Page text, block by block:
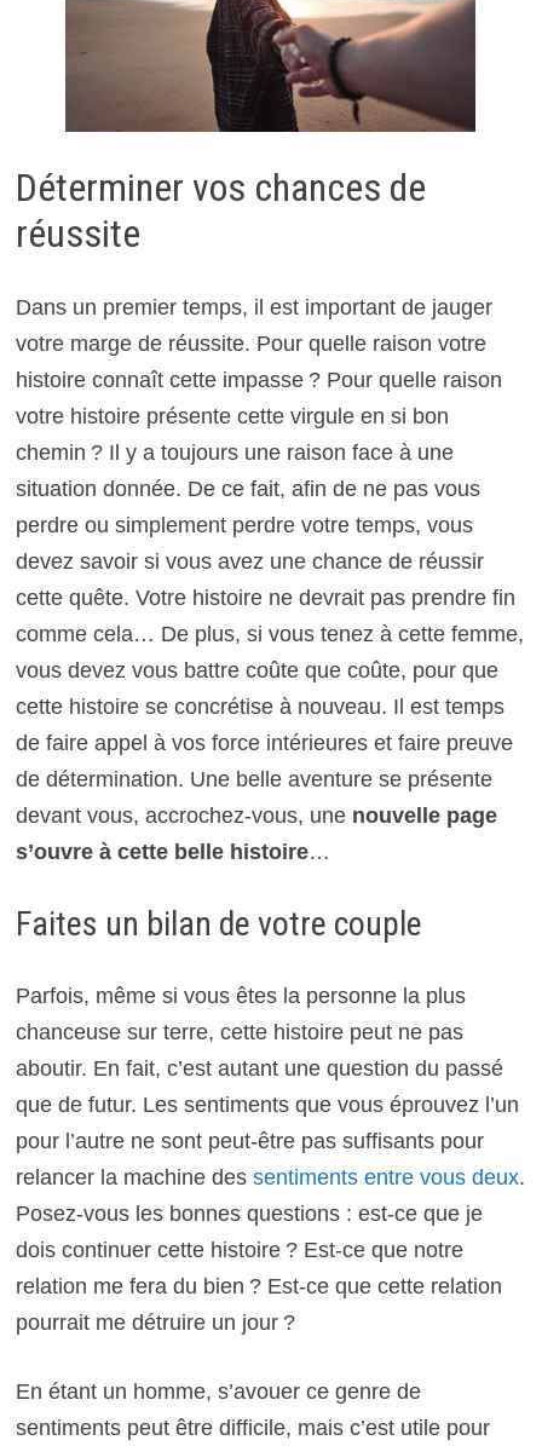
Déterminer vos chances de
réussite
Dans un premier temps, il est important de jauger
votre marge de réussite. Pour quelle raison votre
histoire connaît cette impasse ? Pour quelle raison
votre histoire présente cette virgule en si bon
chemin ? Il y a toujours une raison face à une
situation donnée. De ce fait, afin de ne pas vous
perdre ou simplement perdre votre temps, vous
devez savoir si vous avez une chance de réussir
cette quête. Votre histoire ne devrait pas prendre fin
comme cela… De plus, si vous tenez à cette femme,
vous devez vous battre coûte que coûte, pour que
cette histoire se concrétise à nouveau. Il est temps
de faire appel à vos force intérieures et faire preuve
de détermination. Une belle aventure se présente
devant vous, accrochez-vous, une nouvelle page
s’ouvre à cette belle histoire…
Faites un bilan de votre couple
Parfois, même si vous êtes la personne la plus
chanceuse sur terre, cette histoire peut ne pas
aboutir. En fait, c’est autant une question du passé
que de futur. Les sentiments que vous éprouvez l’un
pour l’autre ne sont peut-être pas suffisants pour
relancer la machine des sentiments entre vous deux.
Posez-vous les bonnes questions : est-ce que je
dois continuer cette histoire ? Est-ce que notre
relation me fera du bien ? Est-ce que cette relation
pourrait me détruire un jour ?
En étant un homme, s’avouer ce genre de
sentiments peut être difficile, mais c’est utile pour